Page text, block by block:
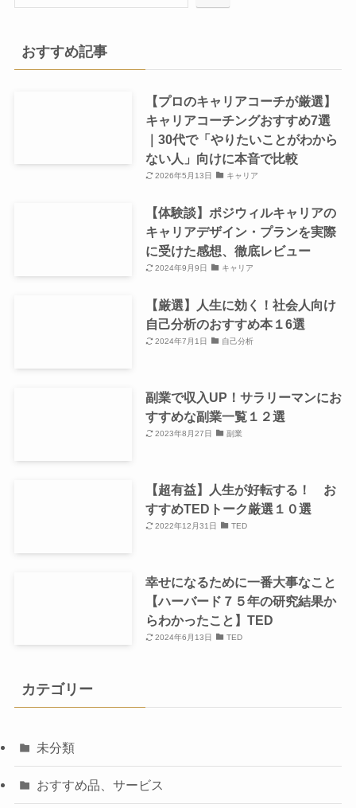
おすすめ記事
【プロのキャリアコーチが厳選】
キャリアコーチングおすすめ7選
｜30代で「やりたいことがわから
ない人」向けに本音で比較
2026年5月13日 キャリア
【体験談】ポジウィルキャリアの
キャリアデザイン・プランを実際
に受けた感想、徹底レビュー
2024年9月9日 キャリア
【厳選】人生に効く！社会人向け
自己分析のおすすめ本１6選
2024年7月1日 自己分析
副業で収入UP！サラリーマンにお
すすめな副業一覧１２選
2023年8月27日 副業
【超有益】人生が好転する！ お
すすめTEDトーク厳選１０選
2022年12月31日 TED
幸せになるために一番大事なこと
【ハーバード７５年の研究結果か
らわかったこと】TED
2024年6月13日 TED
カテゴリー
未分類
おすすめ品、サービス